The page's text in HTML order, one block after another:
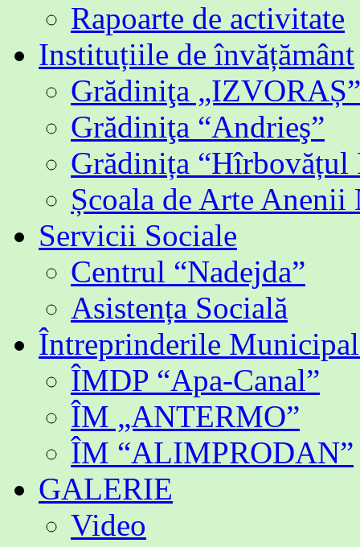
Rapoarte de activitate
Instituțiile de învățământ
Grădiniţa „IZVORAȘ”
Grădiniţa “Andrieş”
Grădinița “Hîrbovățul
Școala de Arte Anenii
Servicii Sociale
Centrul “Nadejda”
Asistența Socială
Întreprinderile
ÎMDP “Apa-Canal”
ÎM „ANTERMO”
ÎM “ALIMPRODAN”
GALERIE
Video